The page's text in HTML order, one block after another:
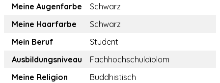
Meine Augenfarbe
Schwarz
Meine Haarfarbe
Schwarz
Mein Beruf
Student
Ausbildungsniveau
Fachhochschuldiplom
Meine Religion
Buddhistisch